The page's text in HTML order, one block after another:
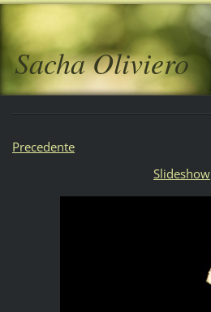
Sacha Oliviero
Precedente
Slideshow